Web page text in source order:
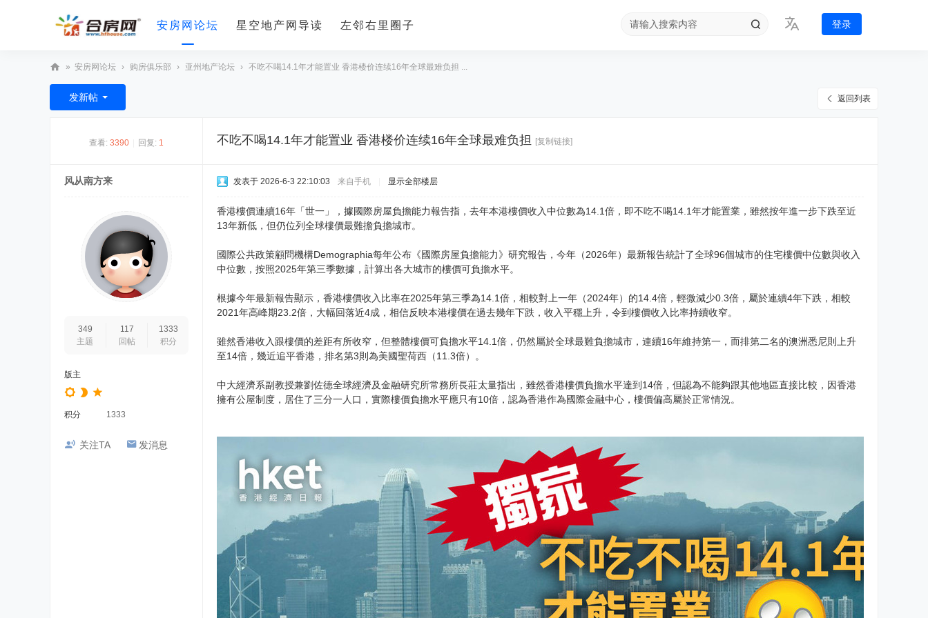
安房网论坛 星空地产网导读 左邻右里圈子 登录
合
房
» 安房网论坛 › 购房俱乐部 › 亚州地产论坛 › 不吃不喝14.1年才能置业 香港楼价连续16年全球最难负担 ...
返回列表
发新帖
查看: 3390 回复: 1 不吃不喝14.1年才能置业 香港楼价连续16年全球最难负担 [复制链接]
风从南方来
349
主题
117
回帖
1333
积分
版主
积分 1333
关注TA 发消息
发表于 2026-6-3 22:10:03 来自手机 显示全部楼层
香港樓價連續16年「世一」，據國際房屋負擔能力報告指，去年本港樓價收入中位數為14.1倍，即不吃不喝14.1年才能置業，雖然按年進一步下跌至近
13年新低，但仍位列全球樓價最難擔負擔城市。
國際公共政策顧問機構Demographia每年公布《國際房屋負擔能力》研究報告，今年（2026年）最新報告統計了全球96個城市的住宅樓價中位數與收入
中位數，按照2025年第三季數據，計算出各大城市的樓價可負擔水平。
根據今年最新報告顯示，香港樓價收入比率在2025年第三季為14.1倍，相較對上一年（2024年）的14.4倍，輕微減少0.3倍，屬於連續4年下跌，相較
2021年高峰期23.2倍，大幅回落近4成，相信反映本港樓價在過去幾年下跌，收入平穩上升，令到樓價收入比率持續收窄。
雖然香港收入跟樓價的差距有所收窄，但整體樓價可負擔水平14.1倍，仍然屬於全球最難負擔城市，連續16年維持第一，而排第二名的澳洲悉尼則上升
至14倍，幾近追平香港，排名第3則為美國聖荷西（11.3倍）。
中大經濟系副教授兼劉佐德全球經濟及金融研究所常務所長莊太量指出，雖然香港樓價負擔水平達到14倍，但認為不能夠跟其他地區直接比較，因香港
擁有公屋制度，居住了三分一人口，實際樓價負擔水平應只有10倍，認為香港作為國際金融中心，樓價偏高屬於正常情況。